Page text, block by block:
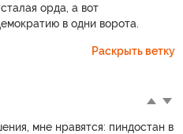
орда, а вот
в одни ворота.
Раскрыть ветку
мне нравятся: пиндостан в